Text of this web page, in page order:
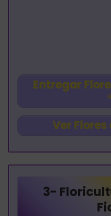
Entregar
Ver Flores
3-